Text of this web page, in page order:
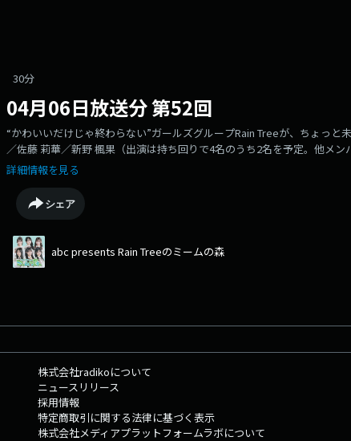
30分
04月06日放送分 第52回
“かわいいだけじゃ終わらない”ガールズグループRain Treeが、ちょっと
／佐藤 莉華／新野 楓果（出演は持ち回りで4名のうち2名を予定。他メ
一緒にこの番組を小永井一歩（フリーアナウンサー）がナビゲート。番組
ど、ちょっと難しそうなテーマにRain Treeがゼロからチャレンジ。わか
ンバーが“アイドル力”を磨くチャレンジ企画も毎週お届け！「リアル×
然とクリアに。知ればきっと、世界がちょっと面白くなる。Rain Tree
詳細情報を見る
シェア
abc presents Rain Treeのミームの森
株式会社radikoについて
ニュースリリース
採用情報
特定商取引に関する法律に基づく表示
株式会社メディアプラットフォームラボについて